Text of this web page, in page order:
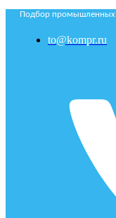
Подбор промышленных
to@kompr.ru